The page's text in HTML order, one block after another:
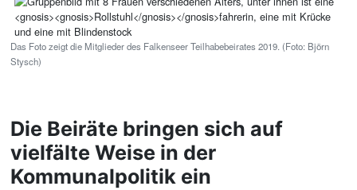
Das Foto zeigt die Mitglieder des Falkenseer Teilhabebeirates 2019. (Foto: Björn
Stysch)
Die Beiräte bringen sich auf
vielfälte Weise in der
Kommunalpolitik ein